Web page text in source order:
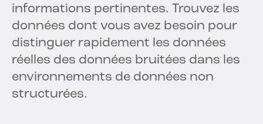
informations pertinentes. Trouvez les
données dont vous avez besoin pour
distinguer rapidement les données
réelles des données bruitées dans les
environnements de données non
structurées.